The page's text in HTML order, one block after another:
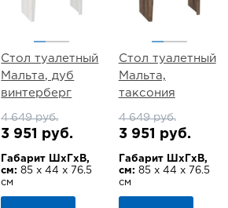
Стол туалетный
Мальта, дуб
винтерберг
4 649 руб.
3 951 руб.
Габарит ШхГхВ,
см: 85 х 44 х 76.5
см
Стол туалетный
Мальта,
таксония
4 649 руб.
3 951 руб.
Габарит ШхГхВ,
см: 85 х 44 х 76.5
см